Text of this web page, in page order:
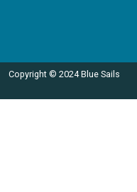
Copyright © 2024 Blue Sails